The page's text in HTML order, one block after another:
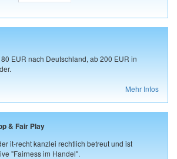
EUR nach Deutschland, ab 200 EUR in
Mehr Infos
& Fair Play
it-recht kanzlei rechtlich betreut und ist
"Fairness im Handel".